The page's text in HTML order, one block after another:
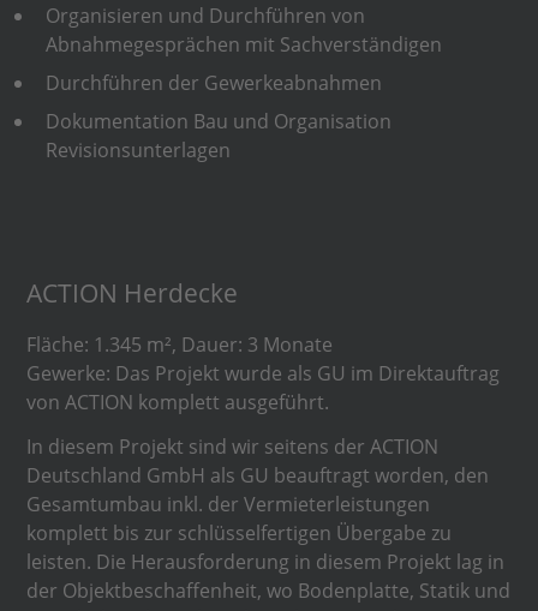
Organisieren und Durchführen von
Abnahmegesprächen mit Sachverständigen
Durchführen der Gewerkeabnahmen
Dokumentation Bau und Organisation
Revisionsunterlagen
ACTION Herdecke
Fläche: 1.345 m², Dauer: 3 Monate
Gewerke: Das Projekt wurde als GU im Direktauftrag
von ACTION komplett ausgeführt.
In diesem Projekt sind wir seitens der ACTION
Deutschland GmbH als GU beauftragt worden, den
Gesamtumbau inkl. der Vermieterleistungen
komplett bis zur schlüsselfertigen Übergabe zu
leisten. Die Herausforderung in diesem Projekt lag in
der Objektbeschaffenheit, wo Bodenplatte, Statik und